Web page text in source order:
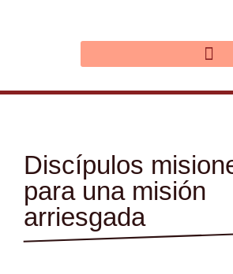
Discípulos
para una misión
arriesgada